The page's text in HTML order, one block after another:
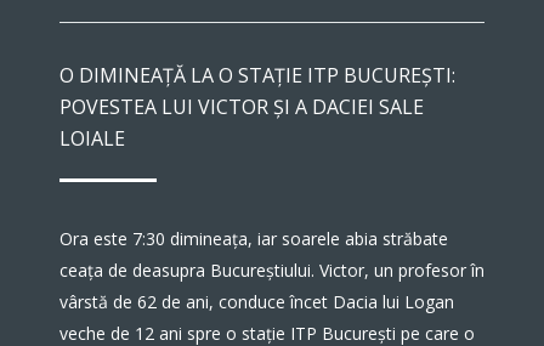
O DIMINEAȚĂ LA O STAȚIE ITP BUCUREȘTI:
POVESTEA LUI VICTOR ȘI A DACIEI SALE
LOIALE
Ora este 7:30 dimineața, iar soarele abia străbate
ceața de deasupra Bucureștiului. Victor, un profesor în
vârstă de 62 de ani, conduce încet Dacia lui Logan
veche de 12 ani spre o stație ITP București pe care o